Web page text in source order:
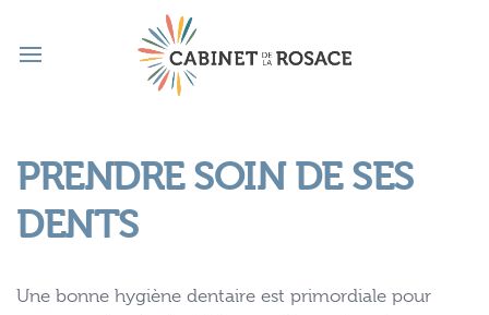
PRENDRE SOIN DE SES
DENTS
Une bonne hygiène dentaire est primordiale pour